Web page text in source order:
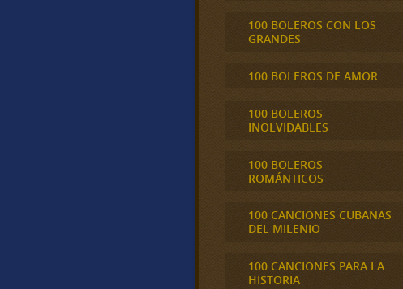
100 BOLEROS CON LOS
GRANDES
100 BOLEROS DE AMOR
100 BOLEROS
INOLVIDABLES
100 BOLEROS
ROMÁNTICOS
100 CANCIONES CUBANAS
DEL MILENIO
100 CANCIONES PARA LA
HISTORIA